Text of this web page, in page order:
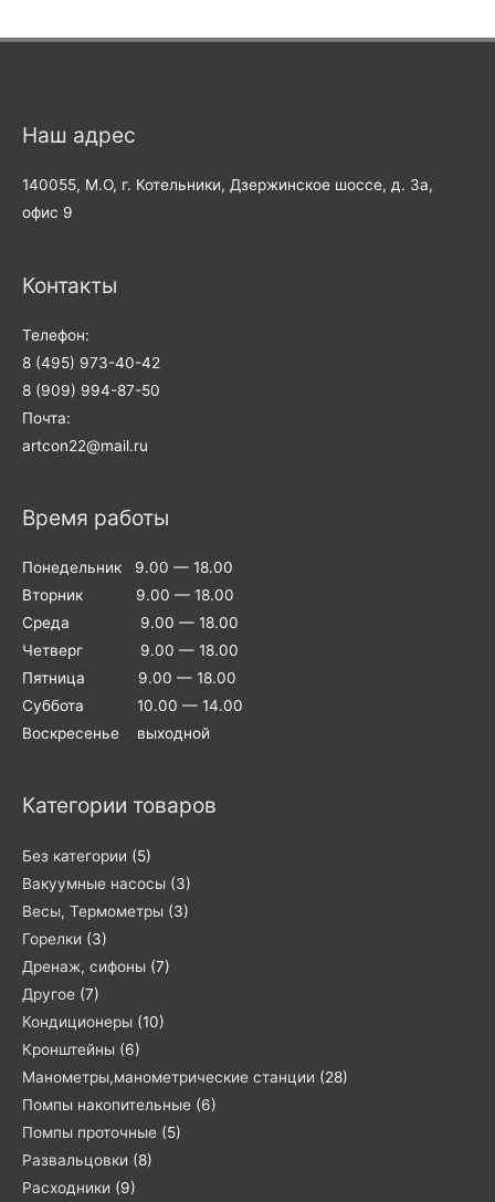
Наш адрес
140055, М.О, г. Котельники, Дзержинское шоссе, д. 3а,
офис 9
Контакты
Телефон:
8 (495) 973-40-42
8 (909) 994-87-50
Почта:
artcon22@mail.ru
Время работы
Понедельник 9.00 — 18.00
Вторник 9.00 — 18.00
Среда 9.00 — 18.00
Четверг 9.00 — 18.00
Пятница 9.00 — 18.00
Суббота 10.00 — 14.00
Воскресенье выходной
Категории товаров
Без категории (5)
Вакуумные насосы (3)
Весы, Термометры (3)
Горелки (3)
Дренаж, сифоны (7)
Другое (7)
Кондиционеры (10)
Кронштейны (6)
Манометры,манометрические станции (28)
Помпы накопительные (6)
Помпы проточные (5)
Развальцовки (8)
Расходники (9)